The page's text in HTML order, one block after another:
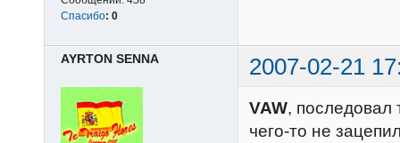
Спасибо: 0
AYRTON SENNA 2007-02-21
VAW, последовал
чего-то не